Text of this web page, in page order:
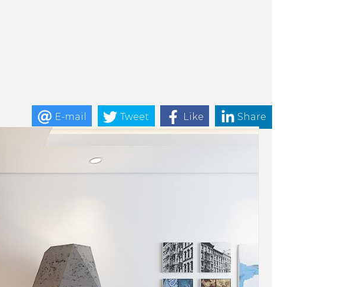
E-mail Tweet Like Share